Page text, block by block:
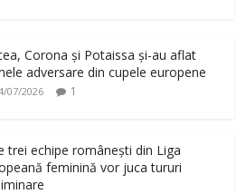
Corona și Potaissa și-au aflat
adversare din cupele europene
07/2026 1
trei echipe românești din Liga
feminină vor juca tururi